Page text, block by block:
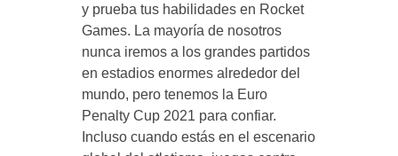
y prueba tus habilidades en Rocket
Games. La mayoría de nosotros
nunca iremos a los grandes partidos
en estadios enormes alrededor del
mundo, pero tenemos la Euro
Penalty Cup 2021 para confiar.
Incluso cuando estás en el escenario